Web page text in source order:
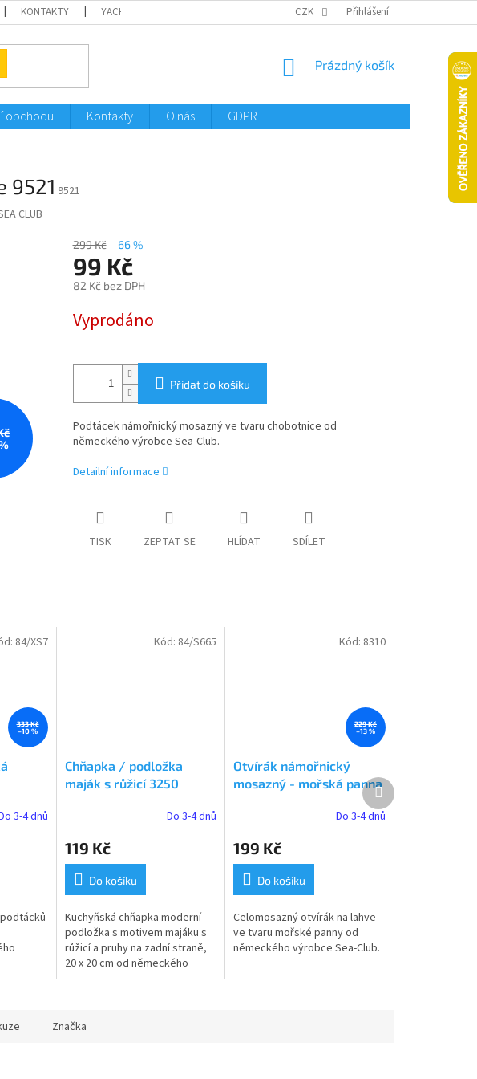
KONTAKTY YACHTMENI CZK Přihlášení
NÁKUPNÍ
Prázdný košík
obchodu Kontakty O nás GDPR
9521 9521
CLUB
299 Kč –66 %
99 Kč
82 Kč bez DPH
cena:
Vyprodáno
Přidat do košíku
Podtácek námořnický mosazný ve tvaru chobotnice od
německého výrobce Sea-Club.
Detailní informace
TISK ZEPTAT SE HLÍDAT SDÍLET
333 Kč
–10 %
3-4 dnů
84/XS7
Chňapka / podložka
maják s růžicí 3250
produktu
je
5,0
z
5
hvězdiček.
Do 3-4 dnů
119 Kč
Do košíku
Kuchyňská chňapka moderní -
podložka s motivem majáku s
růžicí a pruhy na zadní straně,
20 x 20 cm od německého
Kód: 84/S665
229 Kč
–13 %
Otvírák námořnický
mosazný - mořská panna
Do 3-4 dnů
199 Kč
Do košíku
Celomosazný otvírák na lahve
ve tvaru mořské panny od
německého výrobce Sea-Club.
Kód: 8310
Další
produkt
Značka